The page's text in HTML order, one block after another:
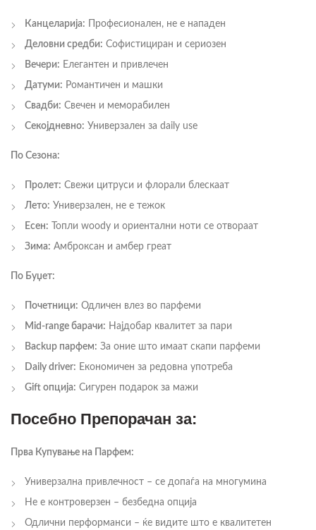
Канцеларија: Професионален, не е нападен
Деловни средби: Софистициран и сериозен
Вечери: Елегантен и привлечен
Датуми: Романтичен и машки
Свадби: Свечен и меморабилен
Секојдневно: Универзален за daily use
По Сезона:
Пролет: Свежи цитруси и флорали блескаат
Лето: Универзален, не е тежок
Есен: Топли woody и ориентални ноти се отвораат
Зима: Амброксан и амбер греат
По Буџет:
Почетници: Одличен влез во парфеми
Mid-range барачи: Најдобар квалитет за пари
Backup парфем: За оние што имаат скапи парфеми
Daily driver: Економичен за редовна употреба
Gift опција: Сигурен подарок за мажи
Посебно Препорачан за:
Прва Купување на Парфем:
Универзална привлечност – се допаѓа на многумина
Не е контроверзен – безбедна опција
Одлични перформанси – ќе видите што е квалитетен